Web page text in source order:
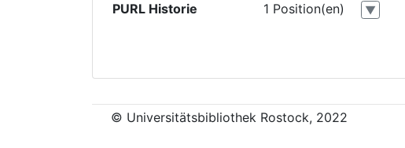
PURL Historie
1 Position(en) ▼
© Universitätsbibliothek Rostock, 2022